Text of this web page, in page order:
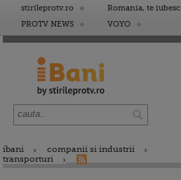
stirileprotv.ro Romania, te iubesc
PROTV NEWS
VOYO
ibani
companii si industrii
transporturi